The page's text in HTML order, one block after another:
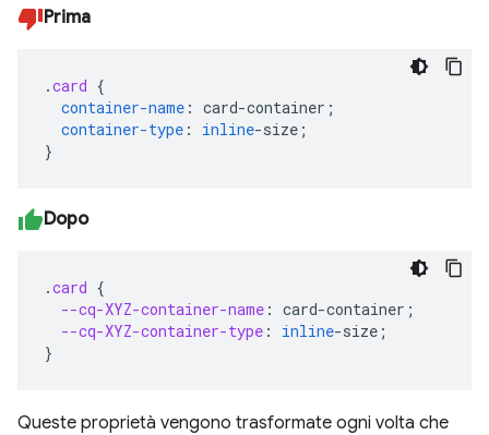
Prima
.card {
container-name : card-container ;
container-type : inline-size ;
}
Dopo
.card {
--cq-XYZ-container-name : card-container ;
--cq-XYZ-container-type : inline-size ;
}
Queste proprietà vengono trasformate ogni volta che